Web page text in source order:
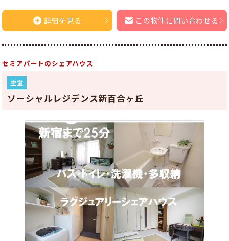
詳細を見る この物件に問い合わせる
セミアパートのシェアハウス
空室
ソーシャルレジデンス新百合ヶ丘